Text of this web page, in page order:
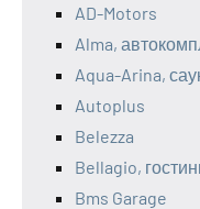
AD-Motors
Alma,
Aqua-Arina,
Autoplus
Belezza
Bellagio,
Bms Garage